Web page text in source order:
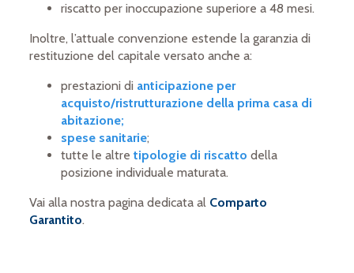
riscatto per inoccupazione superiore a 48 mesi.
Inoltre, l’attuale convenzione estende la garanzia di
restituzione del capitale versato anche a:
prestazioni di anticipazione per
acquisto/ristrutturazione della prima casa di
abitazione;
spese sanitarie;
tutte le altretipologie di riscatto della
posizione individuale maturata.
Vai alla nostra pagina dedicata al Comparto
Garantito.